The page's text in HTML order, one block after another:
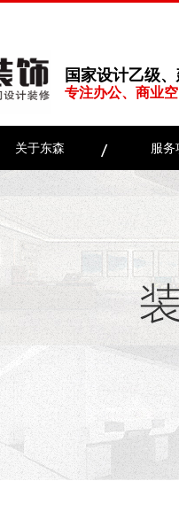
国家设计乙级
专注办公、商业
关于东森 服务